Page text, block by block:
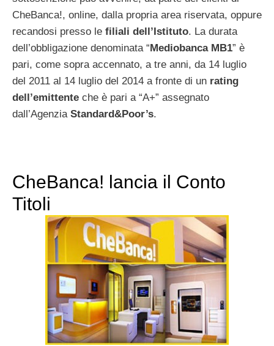
CheBanca!, online, dalla propria area riservata, oppure
recandosi presso le filiali dell’Istituto. La durata
dell’obbligazione denominata “Mediobanca MB1” è
pari, come sopra accennato, a tre anni, da 14 luglio
del 2011 al 14 luglio del 2014 a fronte di un rating
dell’emittente che è pari a “A+” assegnato
dall’Agenzia Standard&Poor’s.
CheBanca! lancia il Conto
Titoli